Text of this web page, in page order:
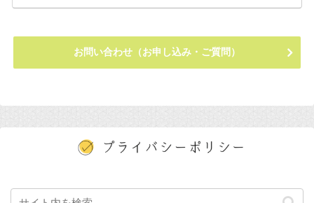
お問い合わせ（お申し込み・ご質問）